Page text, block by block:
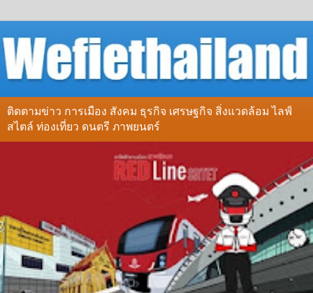
ติดตามข่าว การเมือง สังคม ธุรกิจ เศรษฐกิจ สิ่งแวดล้อม ไลฟ์
สไตล์ ท่องเที่ยว ดนตรี ภาพยนตร์